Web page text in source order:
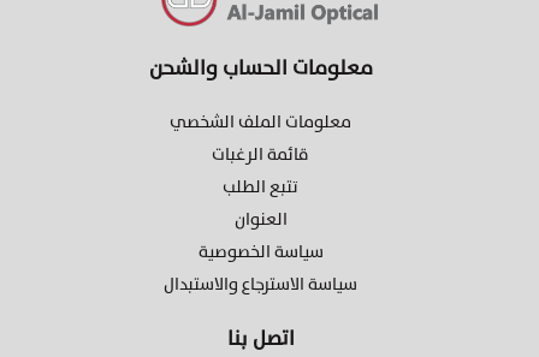
معلومات الحساب والشحن
معلومات الملف الشخصي
قائمة الرغبات
تتبع الطلب
العنوان
سياسة الخصوصية
سياسة الاسترجاع والاستبدال
اتصل بنا